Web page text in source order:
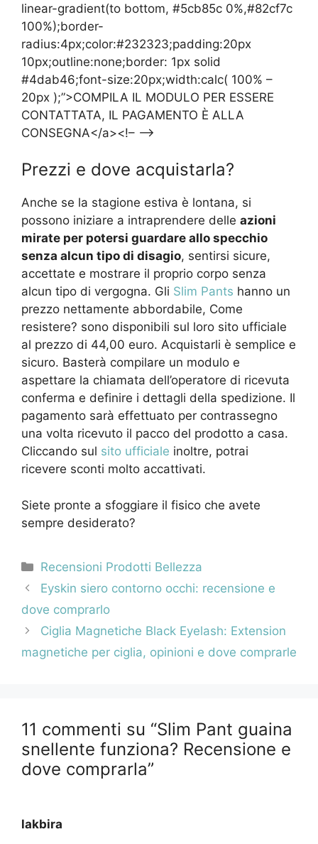
linear-gradient(to bottom, #5cb85c 0%,#82cf7c
100%);border-
radius:4px;color:#232323;padding:20px
10px;outline:none;border: 1px solid
#4dab46;font-size:20px;width:calc( 100% –
20px );”>COMPILA IL MODULO PER ESSERE
CONTATTATA, IL PAGAMENTO È ALLA
CONSEGNA</a><!– –>
Prezzi e dove acquistarla?
Anche se la stagione estiva è lontana, si
possono iniziare a intraprendere delle azioni
mirate per potersi guardare allo specchio
senza alcun tipo di disagio, sentirsi sicure,
accettate e mostrare il proprio corpo senza
alcun tipo di vergogna. Gli Slim Pants hanno un
prezzo nettamente abbordabile, Come
resistere? sono disponibili sul loro sito ufficiale
al prezzo di 44,00 euro. Acquistarli è semplice e
sicuro. Basterà compilare un modulo e
aspettare la chiamata dell’operatore di ricevuta
conferma e definire i dettagli della spedizione. Il
pagamento sarà effettuato per contrassegno
una volta ricevuto il pacco del prodotto a casa.
Cliccando sul sito ufficiale inoltre, potrai
ricevere sconti molto accattivati.
Siete pronte a sfoggiare il fisico che avete
sempre desiderato?
Categorie
Recensioni Prodotti Bellezza
Navigazione
articolo
Eyskin siero contorno occhi: recensione e
dove comprarlo
Ciglia Magnetiche Black Eyelash: Extension
magnetiche per ciglia, opinioni e dove comprarle
11 commenti su “Slim Pant guaina
snellente funziona? Recensione e
dove comprarla”
lakbira